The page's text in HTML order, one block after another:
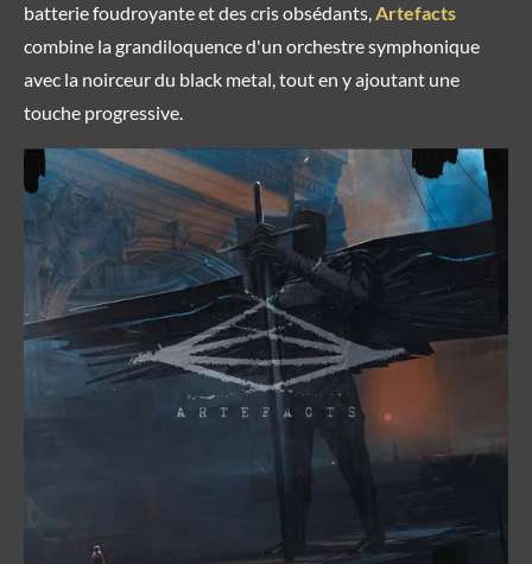
batterie foudroyante et des cris obsédants,Artefacts
combine la grandiloquence d'un orchestre symphonique
avec la noirceur du black metal, tout en y ajoutant une
touche progressive.